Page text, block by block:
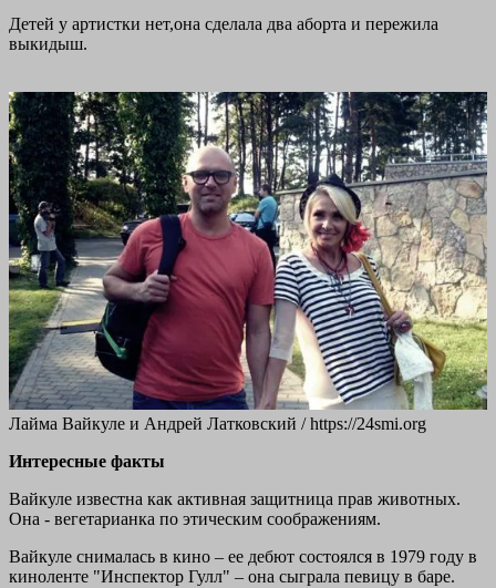
Детей у артистки нет,она сделала два аборта и пережила
выкидыш.
Лайма Вайкуле и Андрей Латковский / https://24smi.org
Интересные факты
Вайкуле известна как активная защитница прав животных.
Она - вегетарианка по этическим соображениям.
Вайкуле снималась в кино – ее дебют состоялся в 1979 году в
киноленте "Инспектор Гулл" – она сыграла певицу в баре.